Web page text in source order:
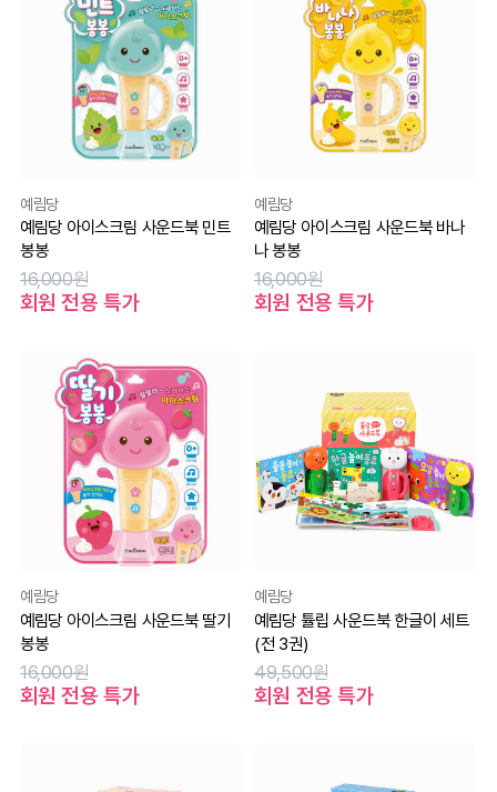
예림당
예림당 아이스크림 사운드북 민트
봉봉
16,000원
회원 전용 특가
예림당
예림당 아이스크림 사운드북 바나
나 봉봉
16,000원
회원 전용 특가
예림당
예림당 아이스크림 사운드북 딸기
봉봉
16,000원
회원 전용 특가
예림당
예림당 튤립 사운드북 한글이 세트
(전 3권)
49,500원
회원 전용 특가